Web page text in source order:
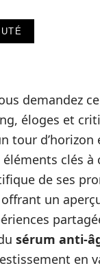
demandez
éloges et
tour d’horizon
éléments clés
de ses
un
sérum anti-
en